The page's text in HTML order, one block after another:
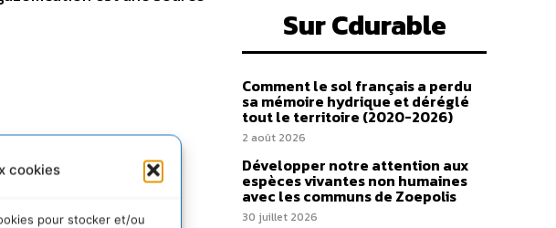
cookies
pour stocker et/ou
Sur Cdurable
Comment le sol français a perdu
sa mémoire hydrique et déréglé
tout le territoire (2020-2026)
2 août 2026
Développer notre attention aux
espèces vivantes non humaines
avec les communs de Zoepolis
30 juillet 2026